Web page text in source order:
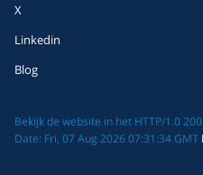
X
Linkedin
Blog
Bekijk de website in het HTTP/1.0
Date: Fri, 07 Aug 2026 07:31:34 GMT